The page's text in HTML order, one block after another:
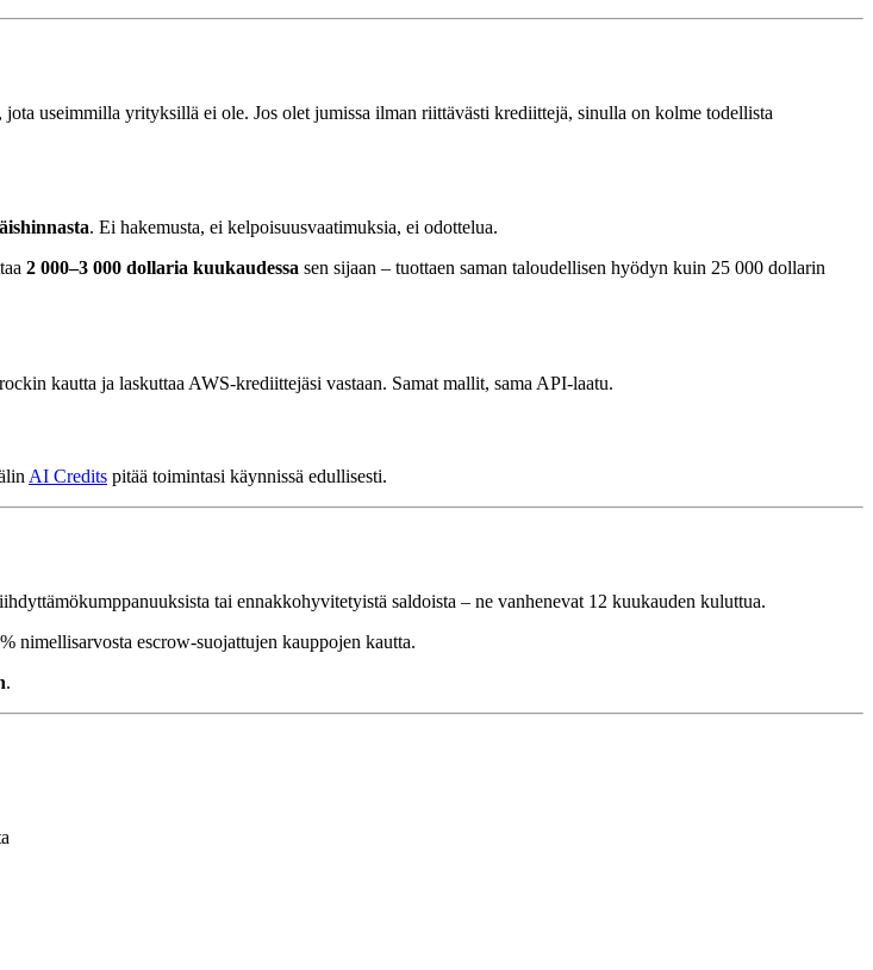
useimmilla yrityksillä ei ole. Jos olet jumissa ilman riittävästi krediittejä, sinulla on kolme todellista
. Ei hakemusta, ei kelpoisuusvaatimuksia, ei odottelua.
2 000–3 000 dollaria kuukaudessa sen sijaan – tuottaen saman taloudellisen hyödyn kuin 25 000 dollarin
kautta ja laskuttaa AWS-krediittejäsi vastaan. Samat mallit, sama API-laatu.
AI Credits pitää toimintasi käynnissä edullisesti.
tai ennakkohyvitetyistä saldoista – ne vanhenevat 12 kuukauden kuluttua.
nimellisarvosta escrow-suojattujen kauppojen kautta.
.